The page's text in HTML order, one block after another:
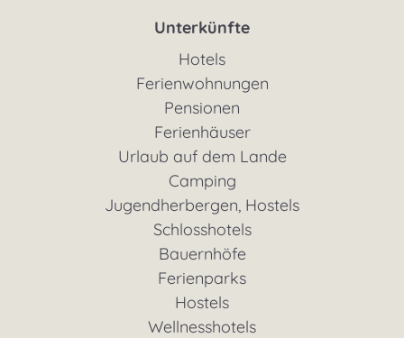
Unterkünfte
Hotels
Ferienwohnungen
Pensionen
Ferienhäuser
Urlaub auf dem Lande
Camping
Jugendherbergen, Hostels
Schlosshotels
Bauernhöfe
Ferienparks
Hostels
Wellnesshotels